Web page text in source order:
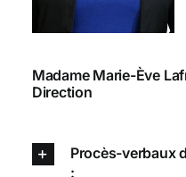
Madame Marie-Ève
Direction
Procès-verbaux
: